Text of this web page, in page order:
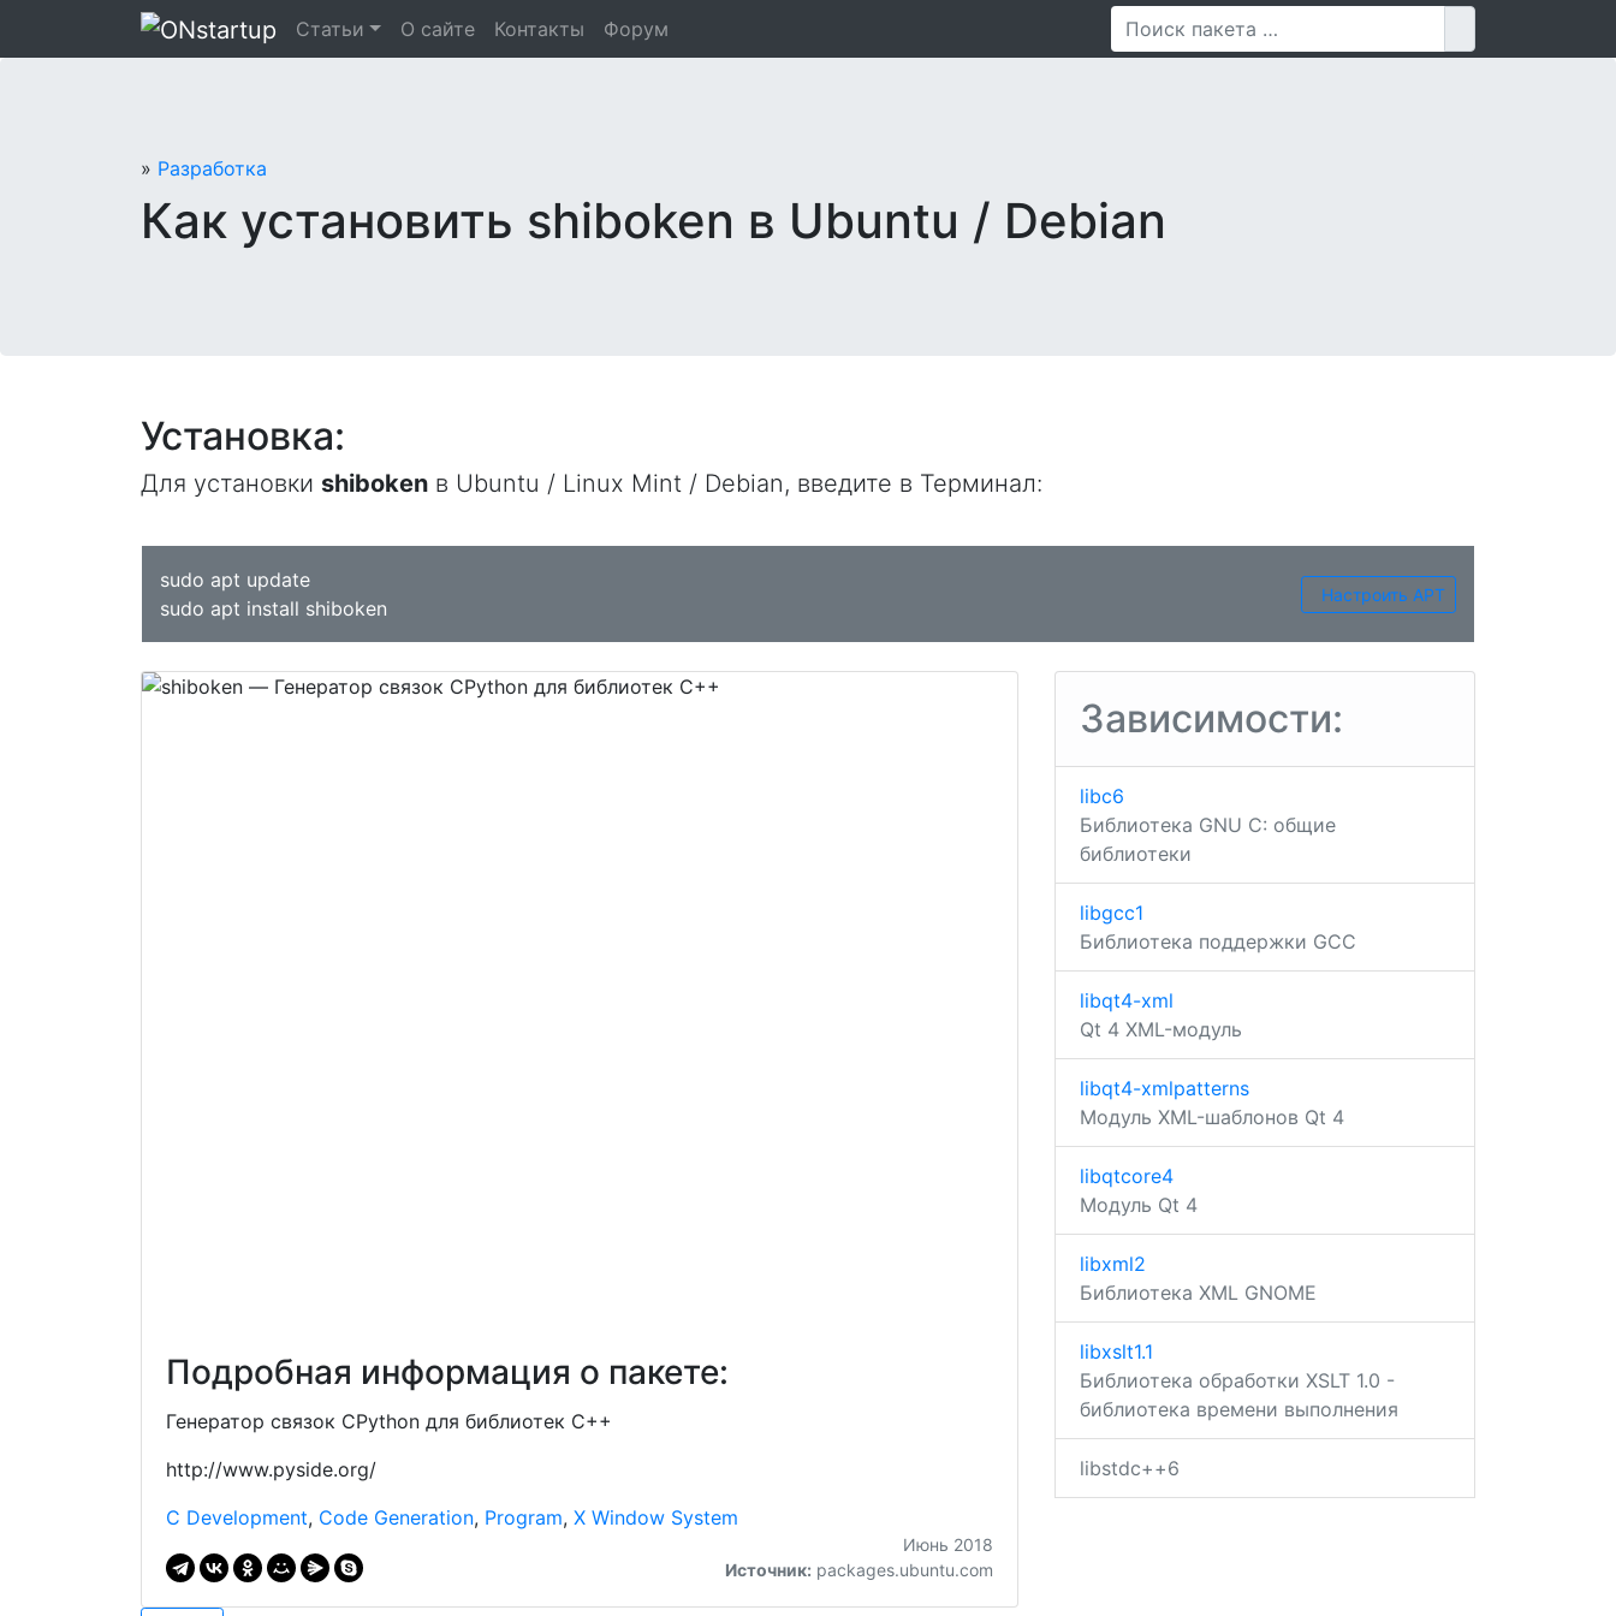
Статьи О сайте Контакты Форум
» Разработка
Как установить shiboken в Ubuntu / Debian
Установка:
Для установки shiboken в Ubuntu / Linux Mint / Debian, введите в Терминал:
sudo apt update
sudo apt install shiboken
Настроить APT
Подробная информация о пакете:
Генератор связок CPython для библиотек C++
http://www.pyside.org/
C Development, Code Generation, Program, X Window System
Июнь 2018
Источник: packages.ubuntu.com
Зависимости:
libc6
Библиотека GNU C: общие
библиотеки
libgcc1
Библиотека поддержки GCC
libqt4-xml
Qt 4 XML-модуль
libqt4-xmlpatterns
Модуль XML-шаблонов Qt 4
libqtcore4
Модуль Qt 4
libxml2
Библиотека XML GNOME
libxslt1.1
Библиотека обработки XSLT 1.0 -
библиотека времени выполнения
libstdc++6